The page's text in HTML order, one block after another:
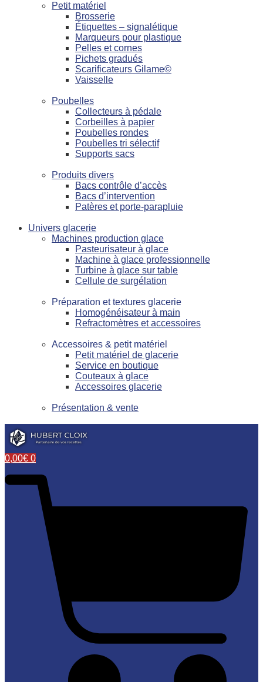
Petit matériel
Brosserie
Étiquettes – signalétique
Marqueurs pour plastique
Pelles et cornes
Pichets gradués
Scarificateurs Gilame©
Vaisselle
Poubelles
Collecteurs à pédale
Corbeilles à papier
Poubelles rondes
Poubelles tri sélectif
Supports sacs
Produits divers
Bacs contrôle d’accès
Bacs d’intervention
Patères et porte-parapluie
Univers glacerie
Machines production glace
Pasteurisateur à glace
Machine à glace professionnelle
Turbine à glace sur table
Cellule de surgélation
Préparation et textures glacerie
Homogénéisateur à main
Refractomètres et accessoires
Accessoires & petit matériel
Petit matériel de glacerie
Service en boutique
Couteaux à glace
Accessoires glacerie
Présentation & vente
0,00€ 0